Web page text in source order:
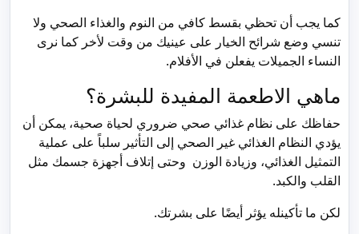
كما يجب أن تحظي بقسط كافي من النوم والغذاء الصحي ولا
تنسي وضع شرائح الخيار على عينيك من وقت لأخر كما نرى
النساء الجميلات يفعلن في الأفلام.
ماهي الاطعمة المفيدة للبشرة؟
حفاظك على نظام غذائي صحي ضروري لحياة صحية، يمكن أن
يؤدي النظام الغذائي غير الصحي إلى التأثير سلباً على عملية
التمثيل الغذائي، وزيادة الوزن وحتى إتلاف أجهزة جسمك مثل
القلب والكبد.
لكن ما تأكينله يؤثر أيضًا على بشرتك.